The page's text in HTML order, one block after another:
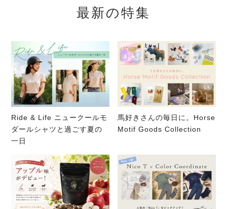
最新の特集
Ride & Life ニュークールモ
ダールシャツと過ごす夏の
一日
馬好きさんの毎日に。Horse
Motif Goods Collection